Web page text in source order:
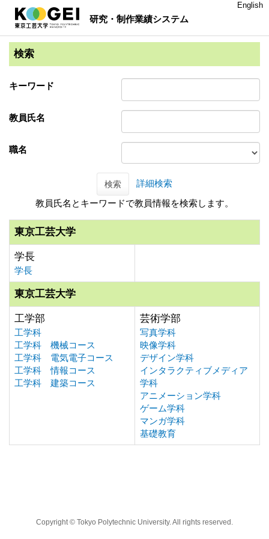
研究・制作業績システム
English
検索
キーワード
教員氏名
職名
検索
詳細検索
教員氏名とキーワードで教員情報を検索します。
東京工芸大学
学長
学長
東京工芸大学
工学部
工学科
工学科 機械コース
工学科 電気電子コース
工学科 情報コース
工学科 建築コース
芸術学部
写真学科
映像学科
デザイン学科
インタラクティブメディア
学科
アニメーション学科
ゲーム学科
マンガ学科
基礎教育
Copyright © Tokyo Polytechnic University. All rights reserved.